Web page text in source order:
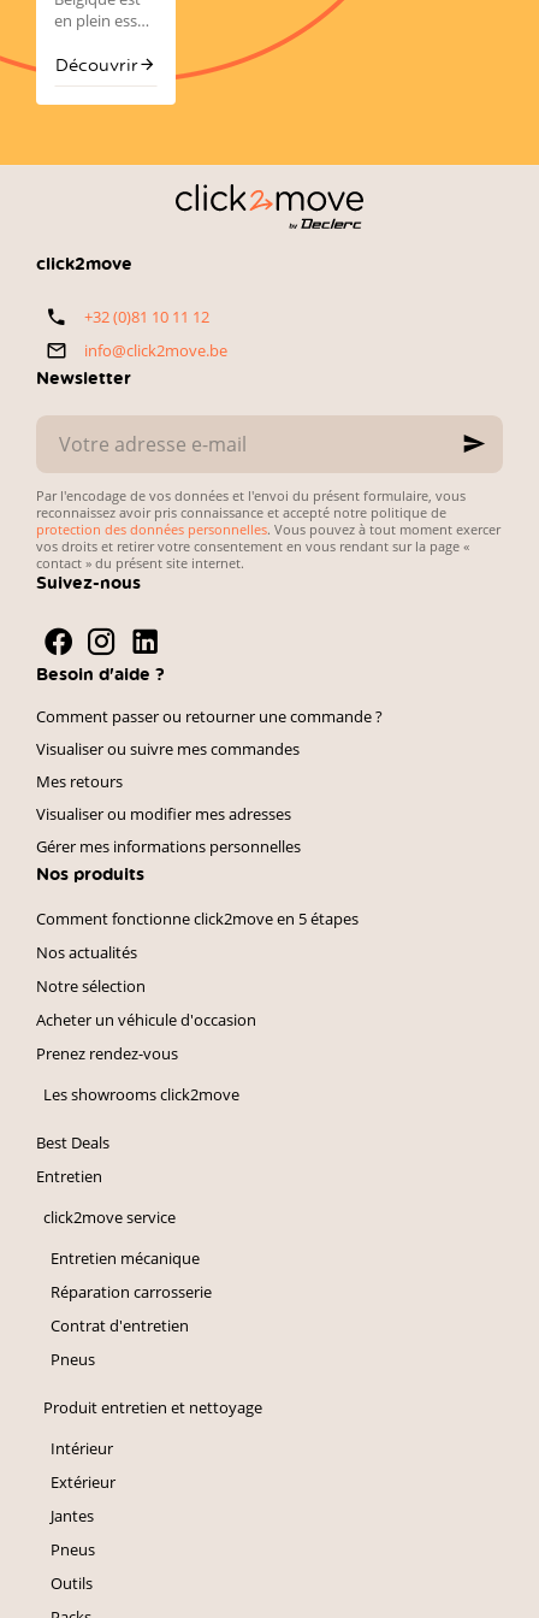
sont souvent
orientées vers
la fiabilité, la
exactement
ce que
recherchent
directe et
comment
acheter
avec
click2move
en plein essor,
650.000
Belges
achetant
d’occasion.
budget,
simplicité des
démarches
administratives.
Découvrir
Newsletter
Votre
adresse
e-
mail
Par l'encodage de vos données et l'envoi du présent formulaire, vous
reconnaissez avoir pris connaissance et accepté notre politique de
protection des données personnelles. Vous pouvez à tout moment exercer
vos droits et retirer votre consentement en vous rendant sur la page «
contact » du présent site internet.
click2move
+32 (0)81 10 11 12
info@click2move.be
Suivez-nous
Besoin d'aide ?
Comment passer ou retourner une commande ?
Visualiser ou suivre mes commandes
Mes retours
Visualiser ou modifier mes adresses
Gérer mes informations personnelles
Nos produits
Comment fonctionne click2move en 5 étapes
Nos actualités
Notre sélection
Acheter un véhicule d'occasion
Prenez rendez-vous
Les showrooms click2move
Best Deals
Entretien
click2move service
Entretien mécanique
Réparation carrosserie
Contrat d'entretien
Pneus
Produit entretien et nettoyage
Intérieur
Extérieur
Jantes
Pneus
Outils